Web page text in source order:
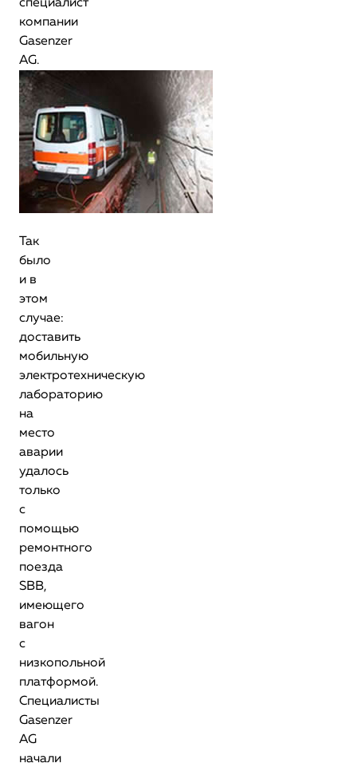
специалист
компании
Gasenzer
AG.
Так
было
и в
этом
случае:
доставить
мобильную
электротехническую
лабораторию
на
место
аварии
удалось
только
с
помощью
ремонтного
поезда
SBB,
имеющего
вагон
с
низкопольной
платформой.
Специалисты
Gasenzer
AG
начали